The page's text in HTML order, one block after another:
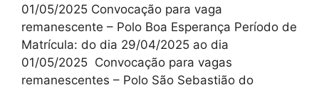
01/05/2025 Convocação para vaga
remanescente – Polo Boa Esperança Período de
Matrícula: do dia 29/04/2025 ao dia
01/05/2025 Convocação para vagas
remanescentes – Polo São Sebastião do